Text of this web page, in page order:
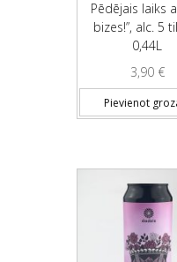
Pēdējais laiks
bizes!”, alc. 5
0,44L
3,90 €
Pievienot